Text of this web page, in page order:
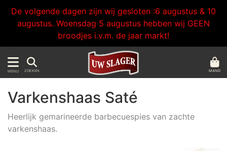
De volgende dagen zijn wij gesloten :6 augustus & 10
augustus. Woensdag 5 augustus hebben wij GEEN
broodjes i.v.m. de jaar markt!
MENU ZOEKEN MAND
Varkenshaas Saté
Heerlijk gemarineerde barbecuespies van zachte
varkenshaas.